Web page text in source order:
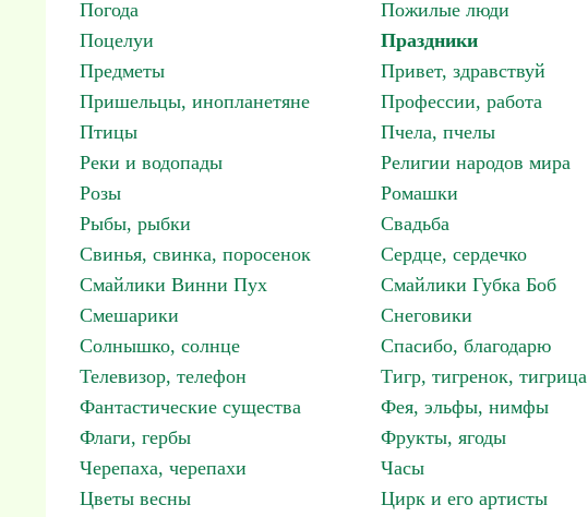
Погода
Пожилые люди
Поцелуи
Праздники
Предметы
Привет, здравствуй
Пришельцы, инопланетяне
Профессии, работа
Птицы
Пчела, пчелы
Реки и водопады
Религии народов мира
Розы
Ромашки
Рыбы, рыбки
Свадьба
Свинья, свинка, поросенок
Сердце, сердечко
Смайлики Винни Пух
Смайлики Губка Боб
Смешарики
Снеговики
Солнышко, солнце
Спасибо, благодарю
Телевизор, телефон
Тигр, тигренок, тигрица
Фантастические существа
Фея, эльфы, нимфы
Флаги, гербы
Фрукты, ягоды
Черепаха, черепахи
Часы
Цветы весны
Цирк и его артисты